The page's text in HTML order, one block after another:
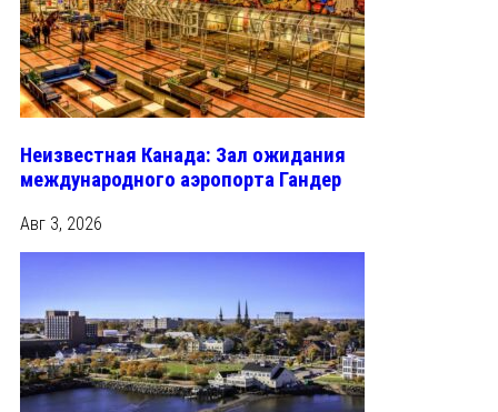
Неизвестная Канада: Зал ожидания
международного аэропорта Гандер
Авг 3, 2026